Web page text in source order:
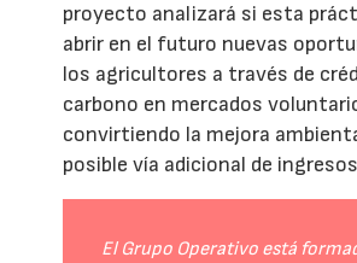
proyecto analizará si esta
abrir en el futuro nuevas
los agricultores a través de
carbono en mercados
convirtiendo la mejora
posible vía adicional de
El Grupo Operativo está